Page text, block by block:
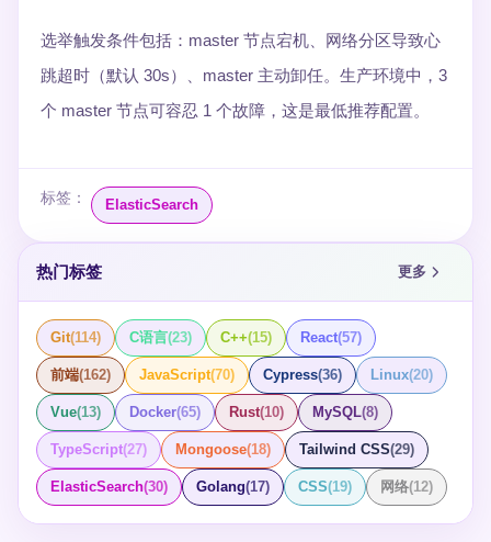
选举触发条件包括：master 节点宕机、网络分区导致心
跳超时（默认 30s）、master 主动卸任。生产环境中，3
个 master 节点可容忍 1 个故障，这是最低推荐配置。
标签： ElasticSearch
热门标签 更多
Git(114) C语言(23) C++(15) React(57)
前端(162) JavaScript(70) Cypress(36) Linux(20)
Vue(13) Docker(65) Rust(10) MySQL(8)
TypeScript(27) Mongoose(18) Tailwind CSS(29)
ElasticSearch(30) Golang(17) CSS(19) 网络(12)